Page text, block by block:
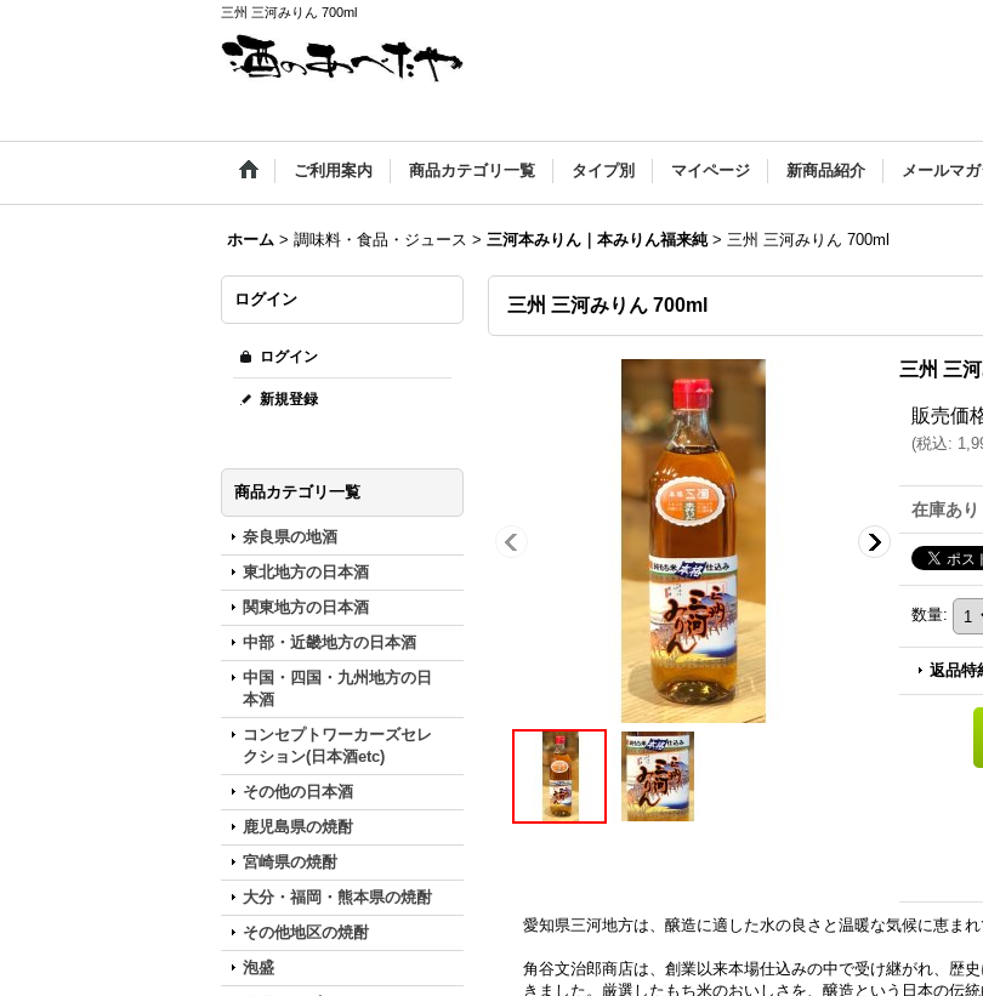
三州 三河みりん 700ml
ご利用案内 商品カテゴリ一覧 タイプ別 マイページ 新商品紹介 メールマ
ホーム > 調味料・食品・ジュース > 三河本みりん｜本みりん福来純 > 三州 三河みりん 700ml
ログイン
ログイン
新規登録
商品カテゴリ一覧
奈良県の地酒
東北地方の日本酒
関東地方の日本酒
中部・近畿地方の日本酒
中国・四国・九州地方の日
本酒
コンセプトワーカーズセレ
クション(日本酒etc)
その他の日本酒
鹿児島県の焼酎
宮崎県の焼酎
大分・福岡・熊本県の焼酎
その他地区の焼酎
泡盛
三州 三河みりん 700ml
三州 三
販売価
(税込:
在庫あり
数量:
返品特
愛知県三河地方は、醸造に適した水の良さと温暖な気候に恵ま
角谷文治郎商店は、創業以来本場仕込みの中で受け継がれ、歴
きました。厳選したもち米のおいしさを、醸造という日本の伝